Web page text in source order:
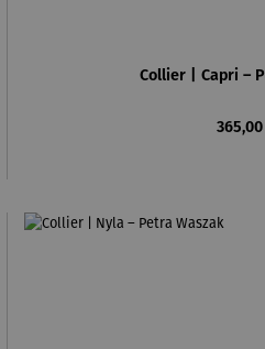
Collier | Capri –